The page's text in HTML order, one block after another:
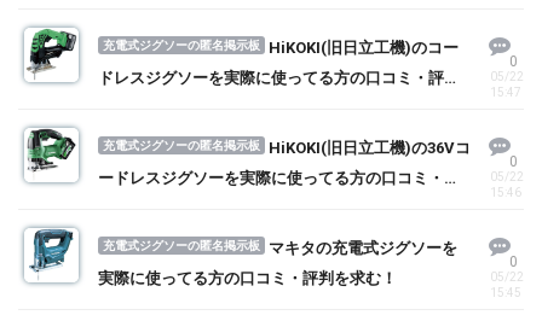
充電式ジグソーの匿名掲示板
HiKOKI(旧日立工機)のコー
ドレスジグソーを実際に使ってる方の口コミ・評判
0
05/22
15:47
充電式ジグソーの匿名掲示板
HiKOKI(旧日立工機)の36Vコ
ードレスジグソーを実際に使ってる方の口コミ・評
0
05/22
15:46
充電式ジグソーの匿名掲示板
マキタの充電式ジグソーを
実際に使ってる方の口コミ・評判を求む！
0
05/22
15:45